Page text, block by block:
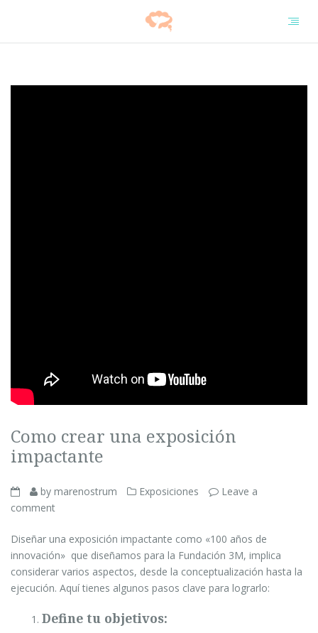
Como crear una exposición
impactante
by marenostrum Exposiciones
Leave a
comment
Diseñar una exposición impactante como «100 años de
innovación» que diseñamos para la Fundación 3M, implica
considerar varios aspectos, desde la conceptualización hasta la
ejecución. Aquí tienes algunos pasos clave para lograrlo:
Define tu objetivos: